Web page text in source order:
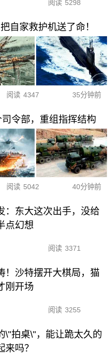
阅读 5298
自家救护机送了命！
阅读 4347 35分钟前
令部，重组指挥结构
阅读 5042 40分钟前
：东大这次出手，没给
点幻想
阅读 3371
！沙特摆开大棋局，猫
刚开场
阅读 3255
\"拍桌\"，能让跪太久的
来吗？